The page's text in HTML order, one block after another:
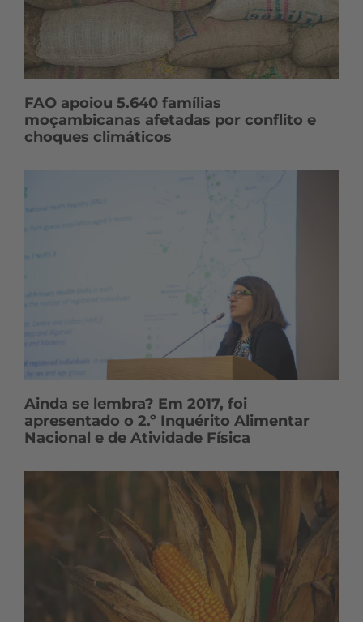
FAO apoiou 5.640 famílias
moçambicanas afetadas por conflito e
choques climáticos
Ainda se lembra? Em 2017, foi
apresentado o 2.º Inquérito Alimentar
Nacional e de Atividade Física